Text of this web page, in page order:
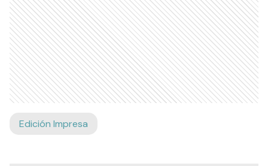
Edición Impresa